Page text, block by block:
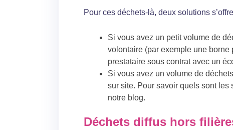
Pour ces déchets-là, deux solutions
Si vous avez un petit volume de
volontaire (par exemple une
prestataire sous contrat avec un
Si vous avez un volume de
sur site. Pour savoir quels sont les
notre blog.
Déchets diffus hors